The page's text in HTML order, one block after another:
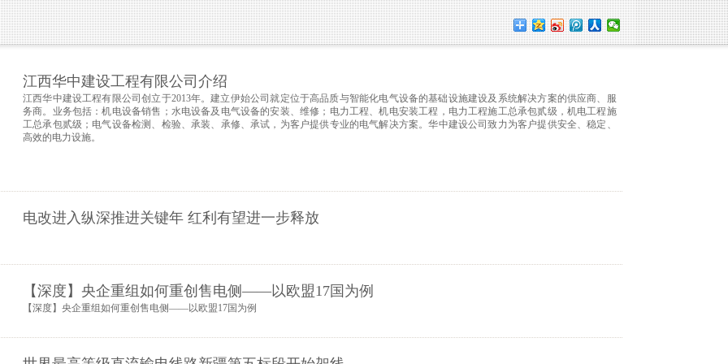
江西华中建设工程有限公司介绍
江西华中建设工程有限公司创立于2013年。建立伊始公司就定位于高品质与智能化电气设备的基础设施建设及系统解决方案的供应商、服
务商。业务包括：机电设备销售；水电设备及电气设备的安装、维修；电力工程、机电安装工程，电力工程施工总承包贰级，机电工程施
工总承包贰级；电气设备检测、检验、承装、承修、承试，为客户提供专业的电气解决方案。华中建设公司致力为客户提供安全、稳定、
高效的电力设施。
电改进入纵深推进关键年 红利有望进一步释放
【深度】央企重组如何重创售电侧——以欧盟17国为例
【深度】央企重组如何重创售电侧——以欧盟17国为例